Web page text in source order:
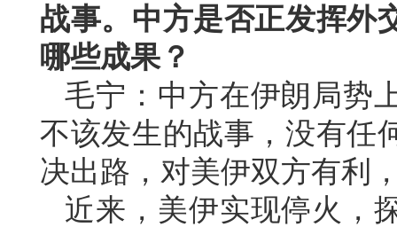
战事。中方是否正发挥外
哪些成果？
毛宁：中方在伊朗局势
不该发生的战事，没有任
决出路，对美伊双方有利
近来，美伊实现停火，